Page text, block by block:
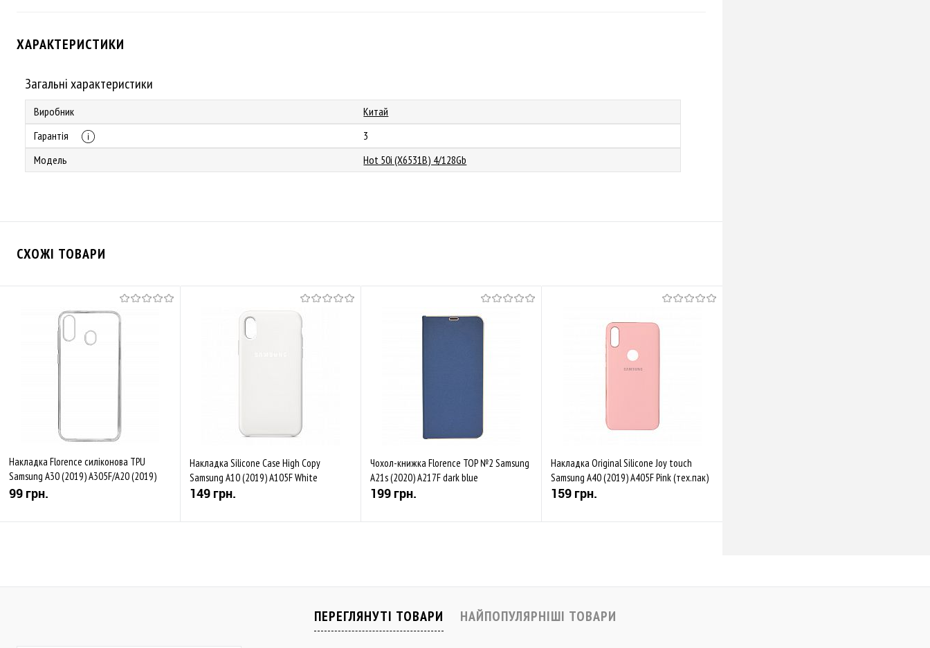
ХАРАКТЕРИСТИКИ
Загальні характеристики
Виробник
Китай
Гарантія
3
Модель
Hot 50i (X6531B) 4/128Gb
СХОЖІ ТОВАРИ
Накладка Florence силіконова TPU
Samsung A30 (2019) A305F/A20 (2019)
A205F transparent (тех.пак)
99 грн.
Накладка Silicone Case High Copy
Samsung A10 (2019) A105F White
149 грн.
Чохол-книжка Florence TOP №2 Samsung
A21s (2020) A217F dark blue
199 грн.
Накладка Original Silicone Joy touch
Samsung A40 (2019) A405F Pink (тех.пак)
159 грн.
ПЕРЕГЛЯНУТІ ТОВАРИ НАЙПОПУЛЯРНІШІ ТОВАРИ